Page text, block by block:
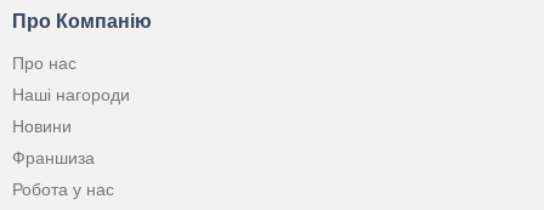
Про Компанію
Про нас
Наші нагороди
Новини
Франшиза
Робота у нас